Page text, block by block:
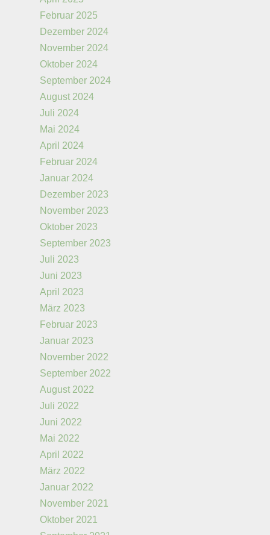
Februar 2025
Dezember 2024
November 2024
Oktober 2024
September 2024
August 2024
Juli 2024
Mai 2024
April 2024
Februar 2024
Januar 2024
Dezember 2023
November 2023
Oktober 2023
September 2023
Juli 2023
Juni 2023
April 2023
März 2023
Februar 2023
Januar 2023
November 2022
September 2022
August 2022
Juli 2022
Juni 2022
Mai 2022
April 2022
März 2022
Januar 2022
November 2021
Oktober 2021